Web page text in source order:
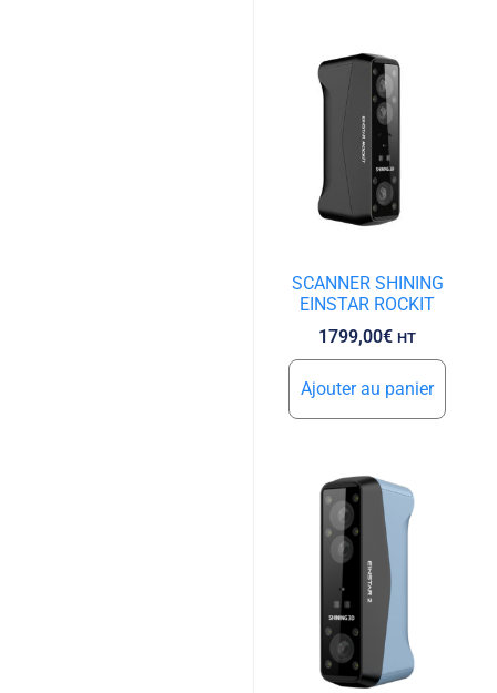
SCANNER SHINING
EINSTAR ROCKIT
1799,00€ HT
Ajouter au panier